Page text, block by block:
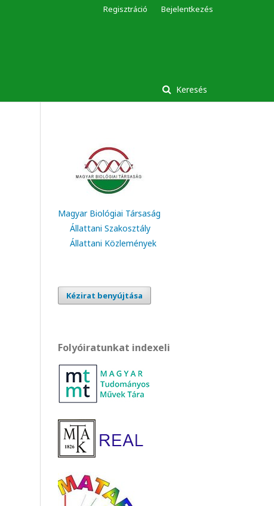
Keresés
Regisztráció Bejelentkezés
Magyar Biológiai Társaság
Állattani Szakosztály
Állattani Közlemények
Kézirat benyújtása
Folyóiratunkat indexeli